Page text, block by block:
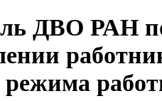
ДВО РАН
режима